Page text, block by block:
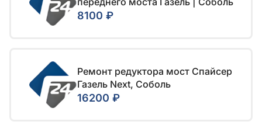
8100 ₽
Ремонт редуктора мост Спайсер
Газель Next, Соболь
16200 ₽